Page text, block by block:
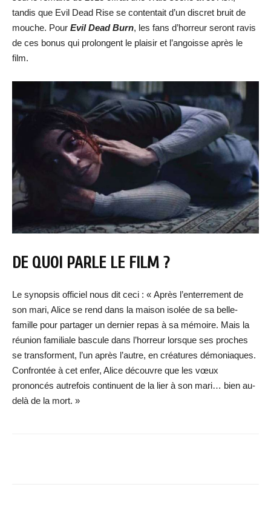
tandis que Evil Dead Rise se contentait d’un discret bruit de
mouche. Pour Evil Dead Burn, les fans d’horreur seront ravis
de ces bonus qui prolongent le plaisir et l’angoisse après le
film.
DE QUOI PARLE LE FILM ?
Le synopsis officiel nous dit ceci : « Après l’enterrement de
son mari, Alice se rend dans la maison isolée de sa belle-
famille pour partager un dernier repas à sa mémoire. Mais la
réunion familiale bascule dans l’horreur lorsque ses proches
se transforment, l’un après l’autre, en créatures démoniaques.
Confrontée à cet enfer, Alice découvre que les vœux
prononcés autrefois continuent de la lier à son mari… bien au-
delà de la mort. »